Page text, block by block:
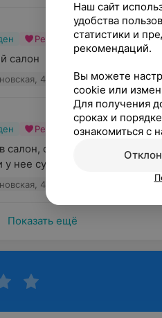
Рекомендую
салон
49
Рекомендую
салон, очень нравится.
нее супер
49
Показать ещё
Наш сайт
удобства
статистики и
рекомендаций.
Вы можете
cookie или
Для получения
сроках и
ознакомиться с